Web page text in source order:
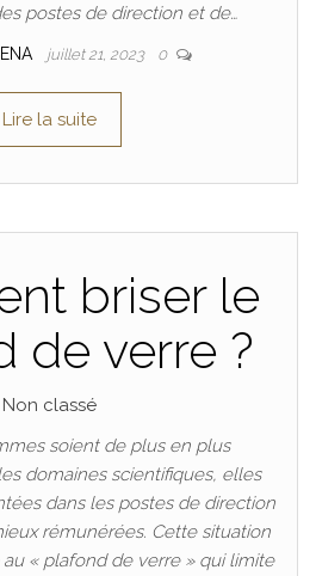
postes de direction et de…
juillet 21, 2023 0
Lire la suite
briser le
de verre ?
Non classé
soient de plus en plus
domaines scientifiques, elles
dans les postes de direction
rémunérées. Cette situation
« plafond de verre » qui limite